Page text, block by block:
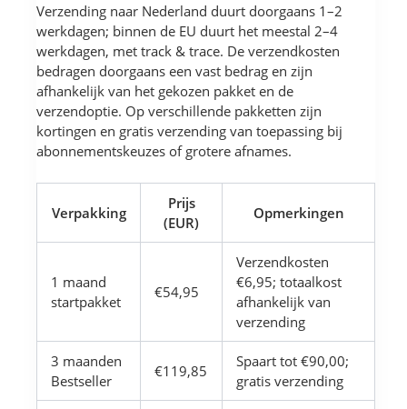
Verzending naar Nederland duurt doorgaans 1–2
werkdagen; binnen de EU duurt het meestal 2–4
werkdagen, met track & trace. De verzendkosten
bedragen doorgaans een vast bedrag en zijn
afhankelijk van het gekozen pakket en de
verzendoptie. Op verschillende pakketten zijn
kortingen en gratis verzending van toepassing bij
abonnementskeuzes of grotere afnames.
Verpakking
Prijs
(EUR)
Opmerkingen
1 maand
startpakket
€54,95
Verzendkosten
€6,95; totaalkost
afhankelijk van
verzending
3 maanden
Bestseller
€119,85
Spaart tot €90,00;
gratis verzending